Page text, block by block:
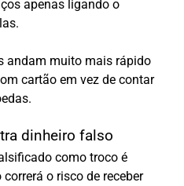
apenas ligando o
andam muito mais rápido
cartão em vez de contar
dinheiro falso
como troco é
o risco de receber